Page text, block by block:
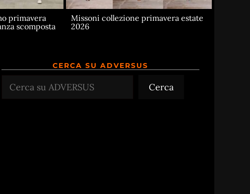
primavera
scomposta
Missoni collezione primavera estate
2026
CERCA SU ADVERSUS
Cerca
Cerca